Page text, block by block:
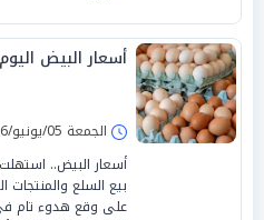
أسعار البيض اليوم الجمعة
الجمعة 05/يونيو/2026 - 10:30 ص
أسعار البيض..
بيع السلع والمنتجات
على وقع هدوء تام في